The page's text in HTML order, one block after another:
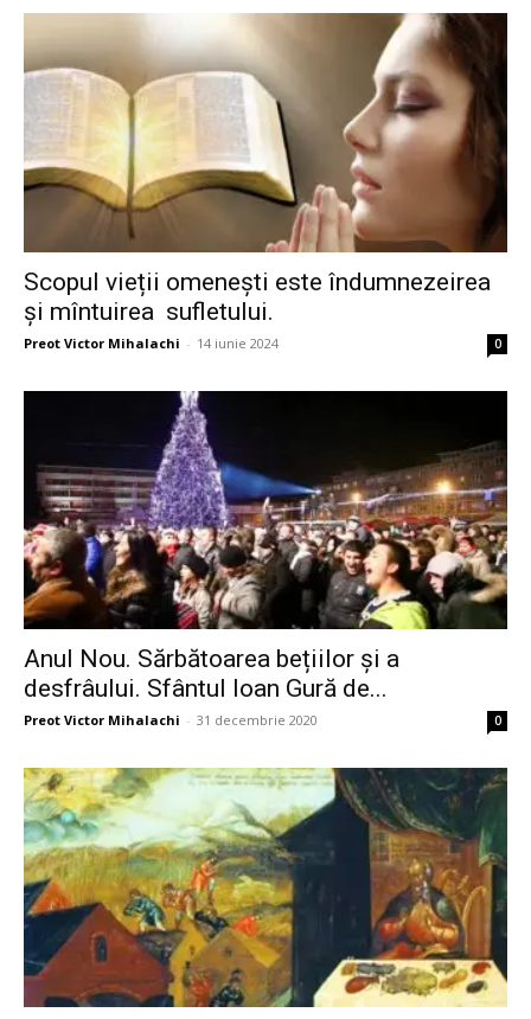
Scopul vieții omenești este îndumnezeirea
și mîntuirea sufletului.
Preot Victor Mihalachi - 14 iunie 2024 0
Anul Nou. Sărbătoarea bețiilor și a
desfrâului. Sfântul Ioan Gură de...
Preot Victor Mihalachi - 31 decembrie 2020 0